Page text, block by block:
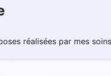
réalisées par mes